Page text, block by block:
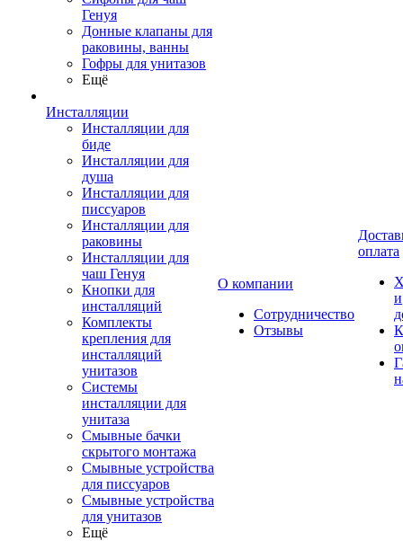
Генуя
Донные клапаны для
раковины, ванны
Гофры для унитазов
Ещё
Инсталляции
Инсталляции для
биде
Инсталляции для
душа
Инсталляции для
писсуаров
Инсталляции для
раковины
Инсталляции для
чаш Генуя
Кнопки для
инсталляций
Комплекты
крепления для
инсталляций
унитазов
Системы
инсталляции для
унитаза
Смывные бачки
скрытого монтажа
Смывные устройства
для писсуаров
Смывные устройства
для унитазов
Ещё
О компании
Сотрудничество
Отзывы
оплата
и